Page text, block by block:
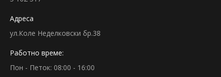
Адреса
ул.Коле Неделковски бр.38
Работно време:
Пон - Петок: 08:00 - 16:00